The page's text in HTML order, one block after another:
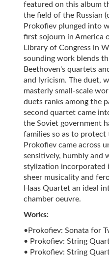
featured on this album
the field of the Russian
Prokofiev plunged into
first sojourn in America
Library of Congress in
sounding work blends
Beethoven's quartets
and lyricism. The duet,
masterly small-scale
duets ranks among the
second quartet came
the Soviet government
families so as to protect
Prokofiev came across
sensitively, humbly and
stylization incorporated
sheer musicality and
Haas Quartet an ideal
chamber oeuvre.
Works:
•Prokofiev: Sonata for
• Prokofiev: String
• Prokofiev: String